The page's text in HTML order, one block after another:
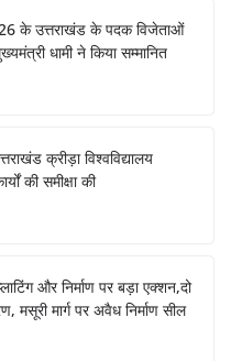
के उत्तराखंड के पदक विजेताओं
धामी ने किया सम्मानित
क्रीड़ा विश्वविद्यालय
की समीक्षा की
और निर्माण पर बड़ा एक्शन,दो
मसूरी मार्ग पर अवैध निर्माण सील